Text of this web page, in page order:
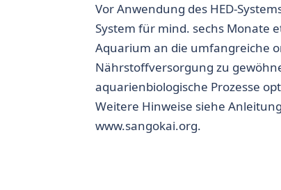
Vor Anwendung des HED-
System für mind. sechs Monate
Aquarium an die umfangreiche
Nährstoffversorgung zu
aquarienbiologische Prozesse
Weitere Hinweise siehe
www.sangokai.org.